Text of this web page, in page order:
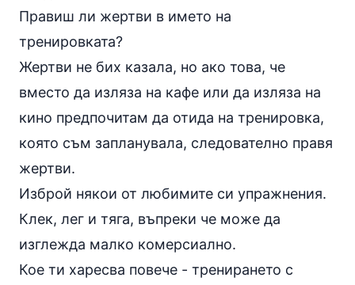
Правиш ли жертви в името на
тренировката?
Жертви не бих казала, но ако това, че
вместо да изляза на кафе или да изляза на
кино предпочитам да отида на тренировка,
която съм запланувала, следователно правя
жертви.
Изброй някои от любимите си упражнения.
Клек, лег и тяга, въпреки че може да
изглежда малко комерсиално.
Кое ти харесва повече - тренирането с